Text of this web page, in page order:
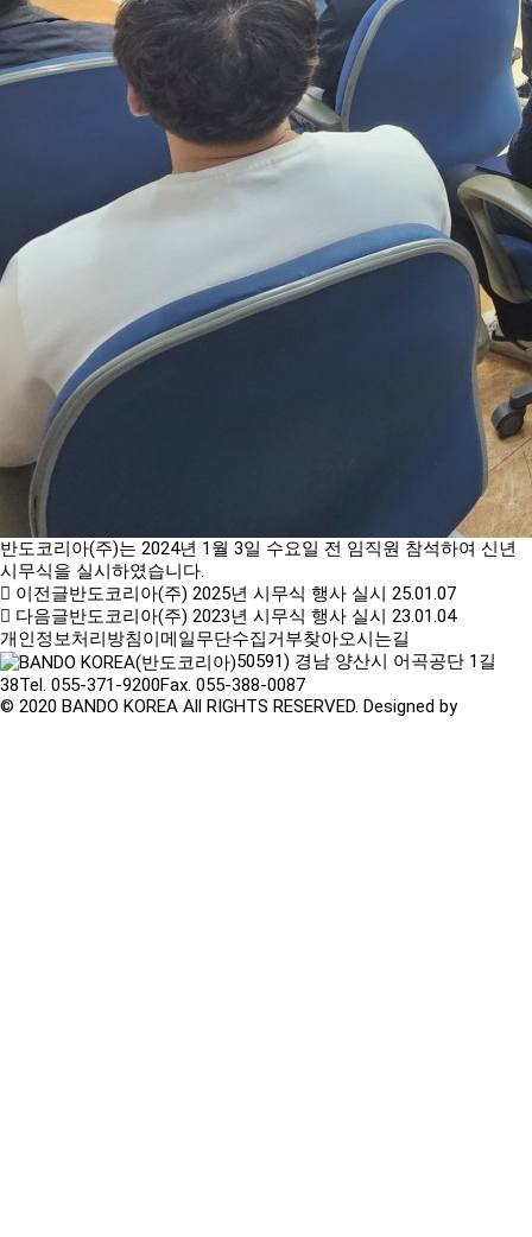
반도코리아(주)는 2024년 1월 3일 수요일 전 임직원 참석하여 신년
시무식을 실시하였습니다.
이전글반도코리아(주) 2025년 시무식 행사 실시 25.01.07
다음글반도코리아(주) 2023년 시무식 행사 실시 23.01.04
개인정보처리방침이메일무단수집거부찾아오시는길
50591) 경남 양산시 어곡공단 1길
38Tel. 055-371-9200Fax. 055-388-0087
© 2020 BANDO KOREA All RIGHTS RESERVED. Designed by